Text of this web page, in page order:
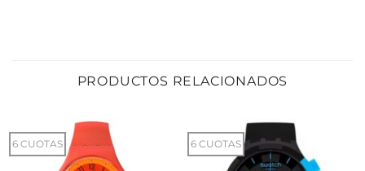
PRODUCTOS RELACIONADOS
6 CUOTAS 6 CUOTAS